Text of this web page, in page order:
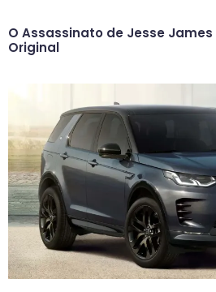
O Assassinato de Jesse
Original